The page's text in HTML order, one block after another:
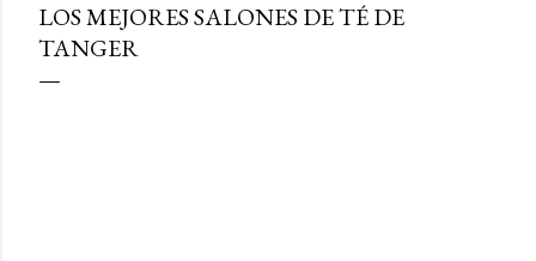
LOS MEJORES SALONES DE TÉ DE
TANGER